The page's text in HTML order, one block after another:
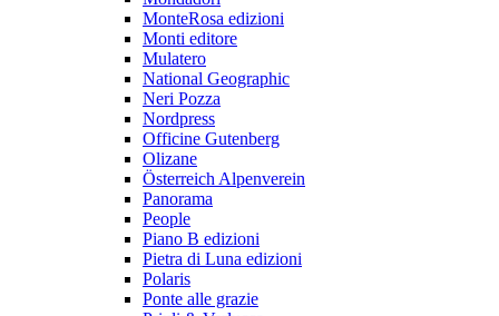
MonteRosa edizioni
Monti editore
Mulatero
National Geographic
Neri Pozza
Nordpress
Officine Gutenberg
Olizane
Österreich Alpenverein
Panorama
People
Piano B edizioni
Pietra di Luna edizioni
Polaris
Ponte alle grazie